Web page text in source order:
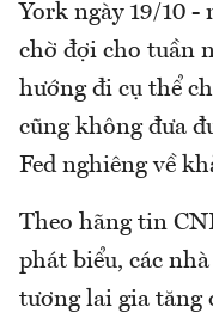
York ngày 19/10
chờ đợi cho tuần
hướng đi cụ thể
cũng không đưa
Fed nghiêng về
Theo hãng tin
phát biểu, các
tương lai gia tăng